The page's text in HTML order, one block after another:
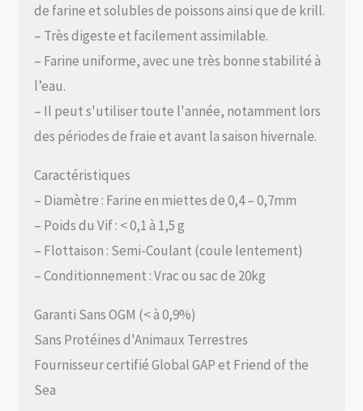
de farine et solubles de poissons ainsi que de krill.
– Très digeste et facilement assimilable.
– Farine uniforme, avec une très bonne stabilité à
l’eau.
– Il peut s'utiliser toute l'année, notamment lors
des périodes de fraie et avant la saison hivernale.
Caractéristiques
– Diamètre : Farine en miettes de 0,4 – 0,7mm
– Poids du Vif : < 0,1 à 1,5 g
– Flottaison : Semi-Coulant (coule lentement)
– Conditionnement : Vrac ou sac de 20kg
Garanti Sans OGM (< à 0,9%)
Sans Protéines d'Animaux Terrestres
Fournisseur certifié Global GAP et Friend of the
Sea